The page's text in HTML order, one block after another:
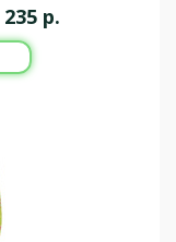
235 р.